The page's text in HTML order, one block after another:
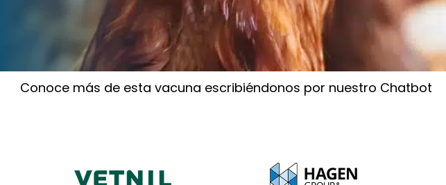
Conoce más de esta vacuna escribiéndonos por nuestro Chatbot